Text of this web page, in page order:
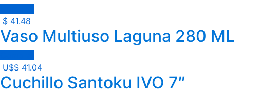
$ 41.48
Vaso Multiuso Laguna 280 ML
U$S 41.04
Cuchillo Santoku IVO 7″